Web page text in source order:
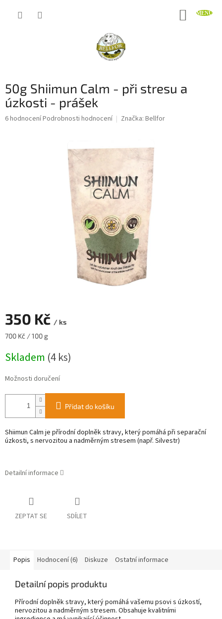
50g Shiimun Calm - při stresu a
úzkosti - prášek
Průměrné
6 hodnoceníPodrobnosti hodnocení Značka: Bellfor
350 Kč / ks
Měrná
700 Kč / 100 g
Skladem (4 ks)
Možnosti doručení
Přidat do košíku
Shiimun Calm je přírodní doplněk stravy, který pomáhá při separační
úzkosti, s nervozitou a nadměrným stresem (např. Silvestr)
Detailní informace
ZEPTAT SE SDÍLET
Popis Hodnocení (6) Diskuze Ostatní informace
Detailní popis produktu
Přírodní doplněk stravy, který pomáhá vašemu psovi s úzkostí,
nervozitou a nadměrným stresem. Obsahuje kvalitními